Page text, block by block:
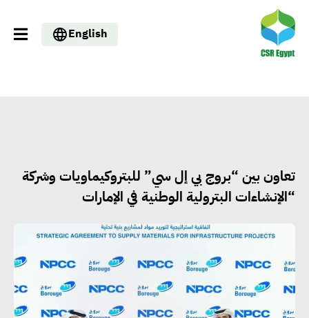
English
تعاون بين “بروج بي إل سي” للبتروكيماويات وشركة
“الإنشاءات البترولية الوطنية في الإمارات